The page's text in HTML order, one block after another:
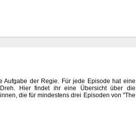
Aufgabe der Regie. Für jede Episode hat eine
Hier findet ihr eine Übersicht über die
die für mindestens drei Episoden von "The